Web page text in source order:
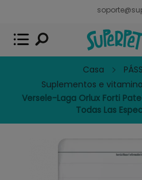
Casa
Suplementos e
Versele-Laga Orlux Forti
Todas Las
Superpet, comida para
APP GRATIS - En Google